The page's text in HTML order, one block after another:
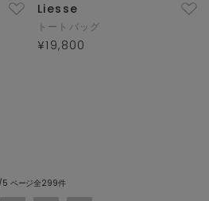
Liesse
トートバッグ
¥19,800
5 ページ全299件